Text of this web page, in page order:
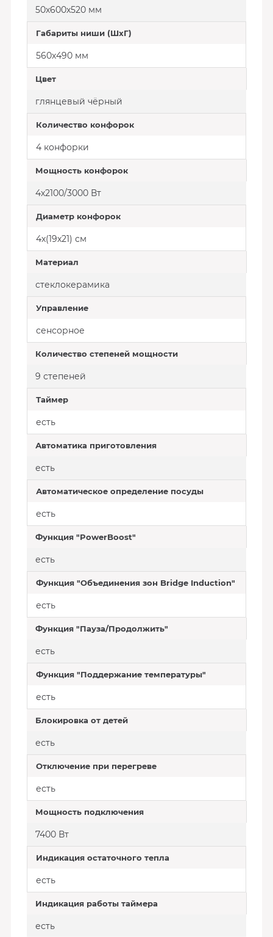
50х600х520 мм
Габариты ниши (ШхГ)
560х490 мм
Цвет
глянцевый чёрный
Количество конфорок
4 конфорки
Мощность конфорок
4х2100/3000 Вт
Диаметр конфорок
4х(19х21) см
Материал
стеклокерамика
Управление
сенсорное
Количество степеней мощности
9 степеней
Таймер
есть
Автоматика приготовления
есть
Автоматическое определение посуды
есть
Функция "PowerBoost"
есть
Функция "Объединения зон Bridge Induction"
есть
Функция "Пауза/Продолжить"
есть
Функция "Поддержание температуры"
есть
Блокировка от детей
есть
Отключение при перегреве
есть
Мощность подключения
7400 Вт
Индикация остаточного тепла
есть
Индикация работы таймера
есть